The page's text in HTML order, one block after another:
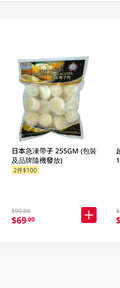
日本急凍帶子 255GM (包裝
及品牌隨機發放)
2件$100
$90.00
$69.00